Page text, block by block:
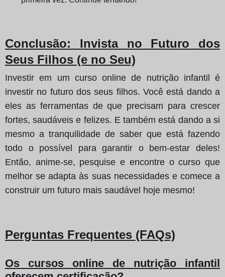
Conclusão: Invista no Futuro dos
Seus Filhos (e no Seu)
Investir em um curso online de nutrição infantil é
investir no futuro dos seus filhos. Você está dando a
eles as ferramentas de que precisam para crescer
fortes, saudáveis e felizes. E também está dando a si
mesmo a tranquilidade de saber que está fazendo
todo o possível para garantir o bem-estar deles!
Então, anime-se, pesquise e encontre o curso que
melhor se adapta às suas necessidades e comece a
construir um futuro mais saudável hoje mesmo!
Perguntas Frequentes (FAQs)
Os cursos online de nutrição infantil